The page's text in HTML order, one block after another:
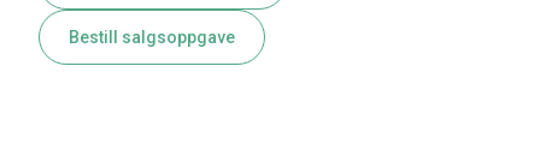
Bestill salgsoppgave